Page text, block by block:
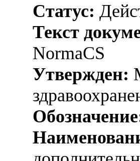
Статус:
Текст
NormaCS
Утвержден: